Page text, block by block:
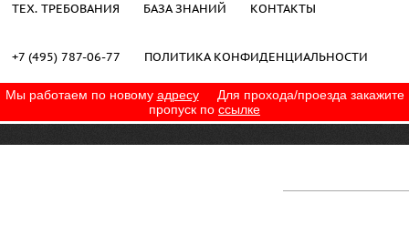
ТЕХ. ТРЕБОВАНИЯ БАЗА ЗНАНИЙ КОНТАКТЫ
+7 (495) 787-06-77 ПОЛИТИКА КОНФИДЕНЦИАЛЬНОСТИ
Мы работаем по новому адресу
Для прохода/проезда закажите
пропуск по ссылке